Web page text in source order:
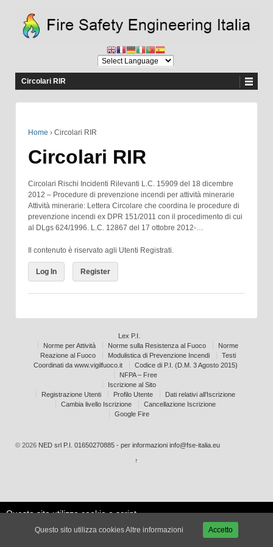
Circolari RIR
Home › Circolari RIR
Circolari RIR
Circolari Rischi Incidenti Rilevanti L.C. 15909 del 18 dicembre
2012 – Procedure di prevenzione incendi per attività minerarie
Attività minerarie: Lettera Circolare che coordina le procedure di
prevenzione incendi ex DPR 151/2011 con il procedimento di cui
al DLgs 624/1996. L.C. 12867 del 17 ottobre 2012-…
Il contenuto è riservato agli Utenti Registrati.
Log In Register
Lex P.I.
Norme per Attività
Norme sulla Resistenza al Fuoco
Norme
Reazione al Fuoco
Modulistica di Prevenzione Incendi
Testi
Coordinati da www.vigilfuoco.it
Codice di P.I. (D.M. 3 Agosto 2015)
NFPA – Free
Iscrizione al Sito
Registrazione Utenti
Profilo Utente
Dati relativi all’Iscrizione
Cambia livello Iscrizione
Cancellazione Iscrizione
Google Fire
© 2026 NED srl P.I. 01650270885 - per informazioni info@fse-italia.eu
↑
Questo sito utilizza cookie e script
esperienza.
impostazioni
Accetta
Questo sito utilizza cookiesAltre informazioni Accetto